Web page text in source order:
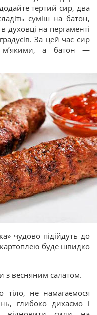
тертий сир, два
суміш на батон,
духовці на пергаменті
За цей час сир
м’якими, а батон —
чудово підійдуть до
картоплею буде швидко
з весняним салатом.
не намагаємося
глибоко дихаємо і